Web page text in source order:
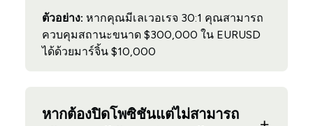
ตัวอย่าง: หากคุณมีเลเวอเรจ 30:1 คุณสามารถ
ควบคุมสถานะขนาด $300,000 ใน EURUSD
ได้ด้วยมาร์จิ้น $10,000
หากต้องปิดโพซิชันแต่ไม่สามารถ